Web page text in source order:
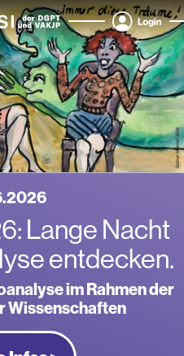
Lange Nacht
entdecken.
im Rahmen der
Wissenschaften